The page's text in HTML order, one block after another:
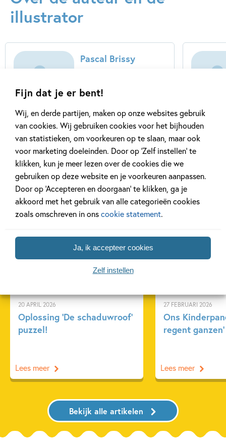
Fijn dat je er bent!
Wij, en derde partijen, maken op onze websites gebruik
van cookies. Wij gebruiken cookies voor het bijhouden
van statistieken, om voorkeuren op te slaan, maar ook
voor marketing doeleinden. Door op ‘Zelf instellen’ te
klikken, kun je meer lezen over de cookies die we
gebruiken op deze website en je voorkeuren aanpassen.
Door op ‘Accepteren en doorgaan’ te klikken, ga je
akkoord met het gebruik van alle categorieën cookies
zoals omschreven in onscookie statement.
Ja, ik accepteer cookies
Zelf instellen
illustrator
Pascal Brissy
Lees meer
Gerelateerde artikelen
20 APRIL 2026
Oplossing ‘De schaduwroof’
puzzel!
Lees meer
27 FEBRUARI 2026
Ons
regent ganzen’
Lees meer
Bekijk alle artikelen